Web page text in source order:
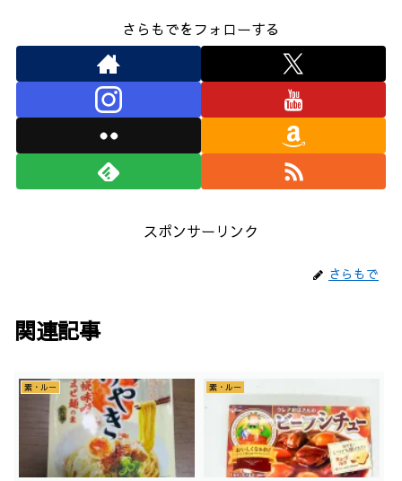
さらもでをフォローする
スポンサーリンク
さらもで
関連記事
素・ルー 素・ルー